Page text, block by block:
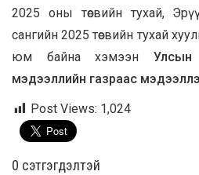
2025 оны төсвийн тухай,
сангийн 2025 төсвийн тухай
юм байна хэмээн
мэдээллийн газраас
Post Views: 1,024
0 cэтгэгдэлтэй